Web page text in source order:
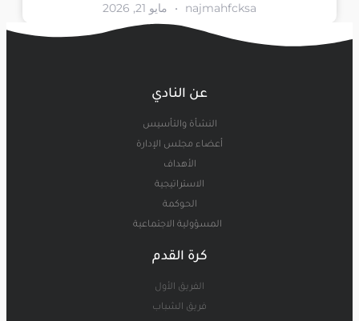
najmahfcksa مايو 21, 2026
عن النادي
النشأة والتأسيس
أعضاء مجلس الإدارة
الأهداف
الاستراتيجية
الحوكمة
المسؤولية الاجتماعية
كرة القدم
الفريق الأول
فريق الشباب